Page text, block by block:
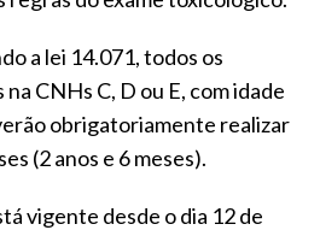
a lei 14.071, todos os
CNHs C, D ou E, com idade
obrigatoriamente realizar
(2 anos e 6 meses).
vigente desde o dia 12 de